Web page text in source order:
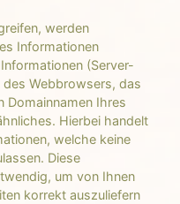
werden
Informationen
(Server-
Webbrowsers, das
Domainnamen Ihres
Hierbei handelt
welche keine
Diese
um von Ihnen
korrekt auszuliefern